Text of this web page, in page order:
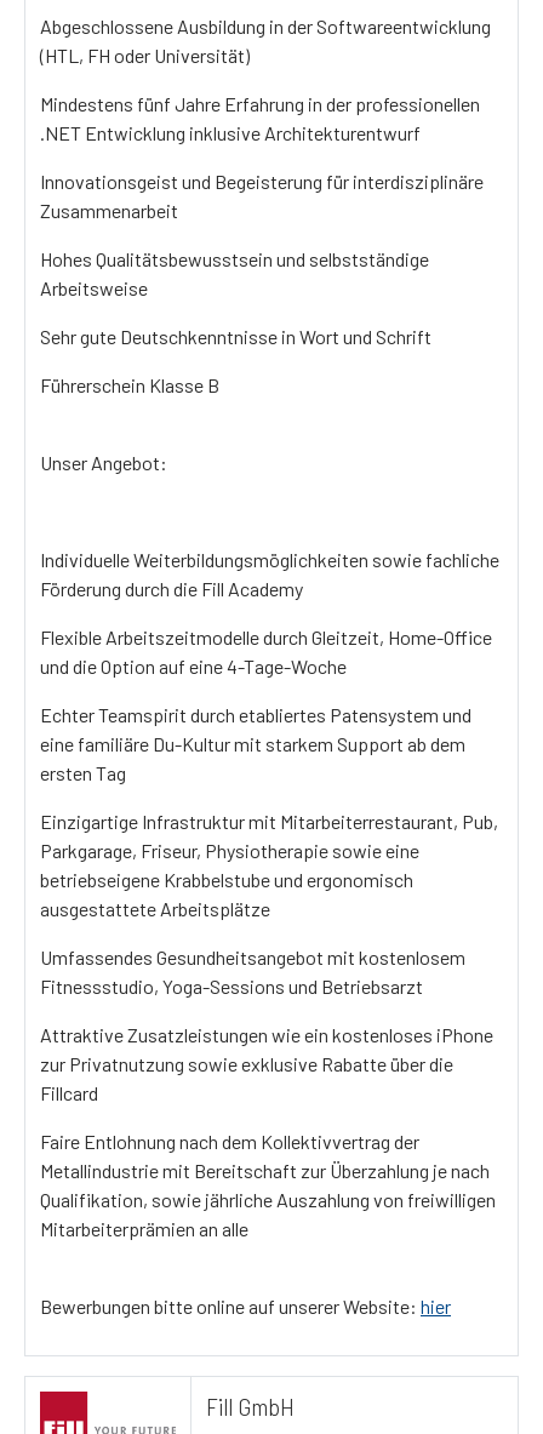
Abgeschlossene Ausbildung in der Softwareentwicklung
(HTL, FH oder Universität)
Mindestens fünf Jahre Erfahrung in der professionellen
.NET Entwicklung inklusive Architekturentwurf
Innovationsgeist und Begeisterung für interdisziplinäre
Zusammenarbeit
Hohes Qualitätsbewusstsein und selbstständige
Arbeitsweise
Sehr gute Deutschkenntnisse in Wort und Schrift
Führerschein Klasse B
Unser Angebot:
Individuelle Weiterbildungsmöglichkeiten sowie fachliche
Förderung durch die Fill Academy
Flexible Arbeitszeitmodelle durch Gleitzeit, Home-Office
und die Option auf eine 4-Tage-Woche
Echter Teamspirit durch etabliertes Patensystem und
eine familiäre Du-Kultur mit starkem Support ab dem
ersten Tag
Einzigartige Infrastruktur mit Mitarbeiterrestaurant, Pub,
Parkgarage, Friseur, Physiotherapie sowie eine
betriebseigene Krabbelstube und ergonomisch
ausgestattete Arbeitsplätze
Umfassendes Gesundheitsangebot mit kostenlosem
Fitnessstudio, Yoga-Sessions und Betriebsarzt
Attraktive Zusatzleistungen wie ein kostenloses iPhone
zur Privatnutzung sowie exklusive Rabatte über die
Fillcard
Faire Entlohnung nach dem Kollektivvertrag der
Metallindustrie mit Bereitschaft zur Überzahlung je nach
Qualifikation, sowie jährliche Auszahlung von freiwilligen
Mitarbeiterprämien an alle
Bewerbungen bitte online auf unserer Website: hier
Fill GmbH